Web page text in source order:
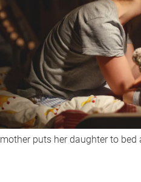
mother puts her daughter to bed